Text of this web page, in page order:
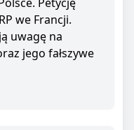
Petycję
we Francji.
uwagę na
jego fałszywe